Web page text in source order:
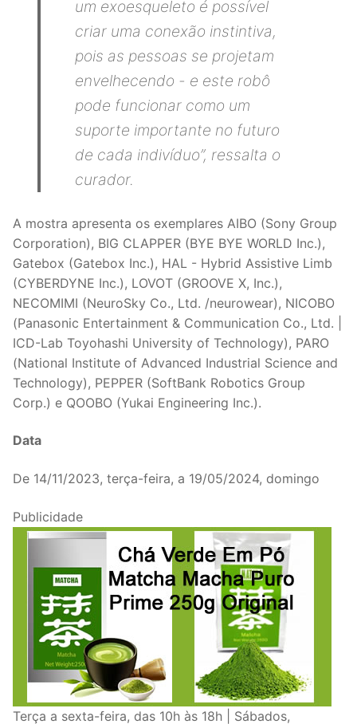
um exoesqueleto é possível
criar uma conexão instintiva,
pois as pessoas se projetam
envelhecendo - e este robô
pode funcionar como um
suporte importante no futuro
de cada indivíduo”, ressalta o
curador.
A mostra apresenta os exemplares AIBO (Sony Group
Corporation), BIG CLAPPER (BYE BYE WORLD Inc.),
Gatebox (Gatebox Inc.), HAL - Hybrid Assistive Limb
(CYBERDYNE Inc.), LOVOT (GROOVE X, Inc.),
NECOMIMI (NeuroSky Co., Ltd. /neurowear), NICOBO
(Panasonic Entertainment & Communication Co., Ltd. |
ICD-Lab Toyohashi University of Technology), PARO
(National Institute of Advanced Industrial Science and
Technology), PEPPER (SoftBank Robotics Group
Corp.) e QOOBO (Yukai Engineering Inc.).
Data
De 14/11/2023, terça-feira, a 19/05/2024, domingo
Publicidade
Terça a sexta-feira, das 10h às 18h | Sábados,